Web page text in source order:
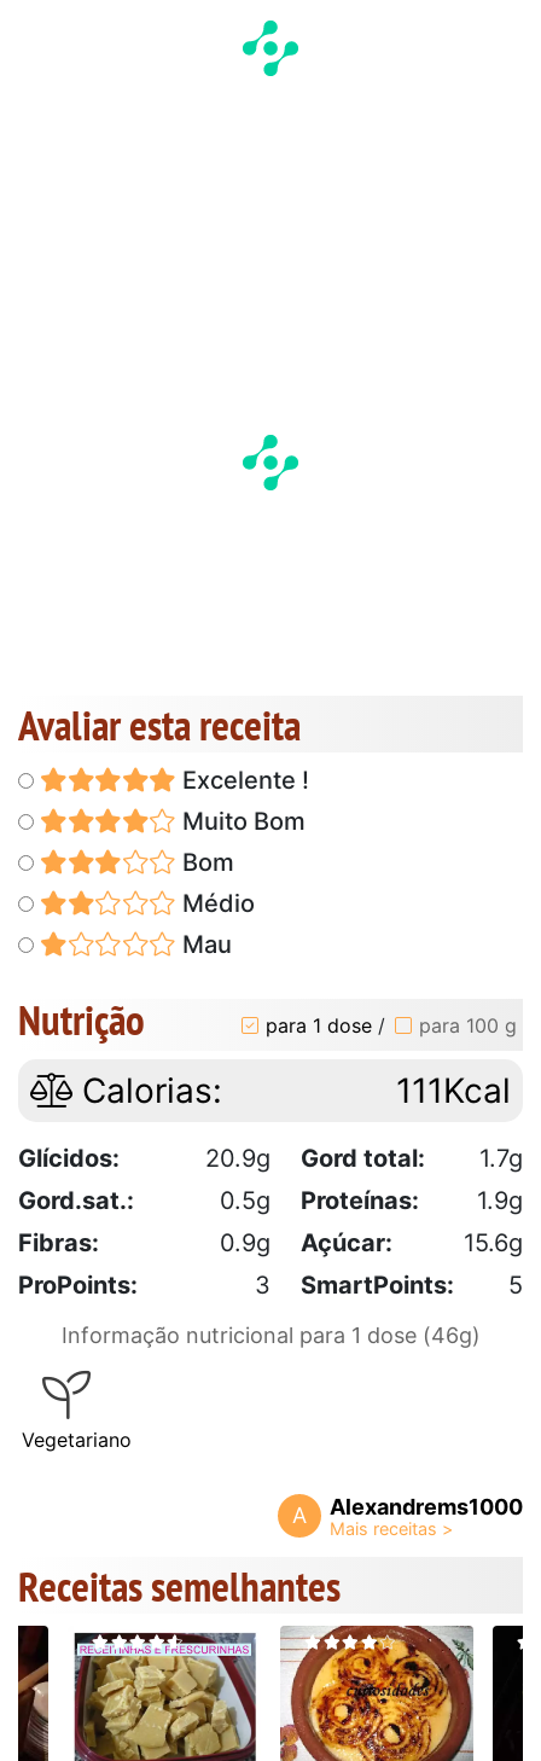
Avaliar esta receita
Excelente !
Muito Bom
Bom
Médio
Mau
Nutrição para 1 dose / para 100 g
Calorias: 111Kcal
Glícidos: 20.9g Gord total:
1.7g
Gord.sat.:
0.5g Proteínas:
1.9g
Fibras:
0.9g Açúcar:
15.6g
ProPoints:
3 SmartPoints: 5
Informação nutricional para 1 dose (46g)
Vegetariano
A Alexandrems1000
Receitas semelhantes